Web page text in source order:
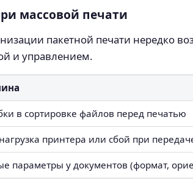
массовой печати
пакетной печати нередко
и управлением.
в сортировке файлов перед печатью
принтера или сбой при
параметры у документов (формат,